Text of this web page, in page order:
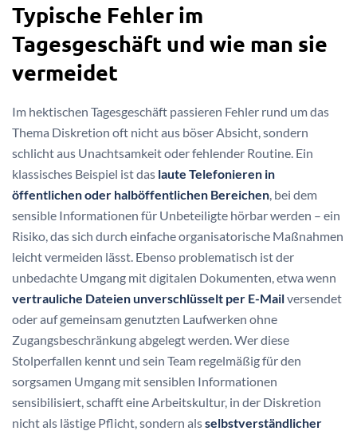
Typische Fehler im
Tagesgeschäft und wie man sie
vermeidet
Im hektischen Tagesgeschäft passieren Fehler rund um das
Thema Diskretion oft nicht aus böser Absicht, sondern
schlicht aus Unachtsamkeit oder fehlender Routine. Ein
klassisches Beispiel ist das laute Telefonieren in
öffentlichen oder halböffentlichen Bereichen, bei dem
sensible Informationen für Unbeteiligte hörbar werden – ein
Risiko, das sich durch einfache organisatorische Maßnahmen
leicht vermeiden lässt. Ebenso problematisch ist der
unbedachte Umgang mit digitalen Dokumenten, etwa wenn
vertrauliche Dateien unverschlüsselt per E-Mailversendet
oder auf gemeinsam genutzten Laufwerken ohne
Zugangsbeschränkung abgelegt werden. Wer diese
Stolperfallen kennt und sein Team regelmäßig für den
sorgsamen Umgang mit sensiblen Informationen
sensibilisiert, schafft eine Arbeitskultur, in der Diskretion
nicht als lästige Pflicht, sondern alsselbstverständlicher